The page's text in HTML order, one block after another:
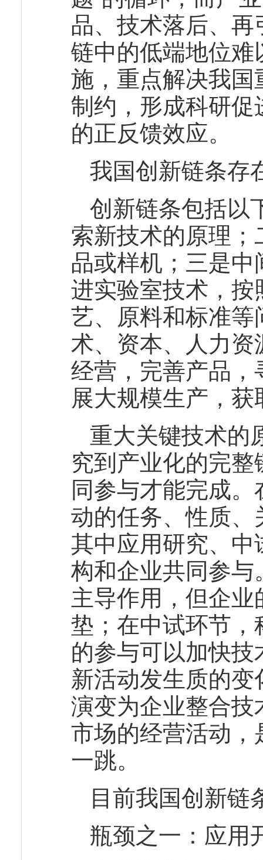
品、技术落后、再
链中的低端地位
施，重点解决我
制约，形成科研
的正反馈效应。
我国创新链条存
创新链条包括以
索新技术的原理
品或样机；三是
进实验室技术，
艺、原料和标准
术、资本、人力
经营，完善产品
展大规模生产，
重大关键技术的
究到产业化的完
同参与才能完成
动的任务、性质
其中应用研究、
构和企业共同参
主导作用，但企
垫；在中试环节
的参与可以加快
新活动发生质的
演变为企业整合
市场的经营活动
一跳。
目前我国创新链
瓶颈之一：应用